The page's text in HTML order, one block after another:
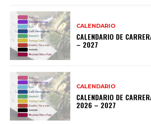
CALENDARIO
CALENDARIO DE
– 2027
CALENDARIO
CALENDARIO DE
2026 – 2027